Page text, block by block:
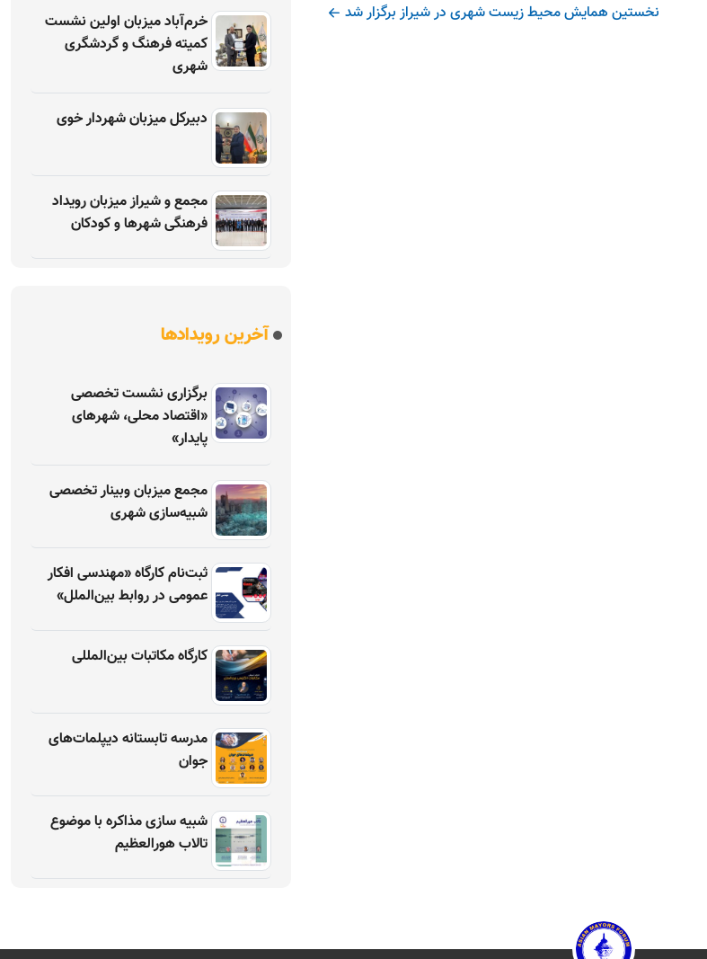
نخستین همایش محیط‌‌ زیست شهری در شیراز برگزار شد
خرم‌آباد میزبان اولین نشست
کمیته فرهنگ و گردشگری
شهری
دبیرکل میزبان شهردار خوی
مجمع و شیراز میزبان رویداد
فرهنگی شهرها و کودکان
آخرین رویدادها
برگزاری نشست تخصصی
«اقتصاد محلی، شهرهای
پایدار»
مجمع میزبان وبینار تخصصی
شبیه‌سازی شهری
ثبت‌نام کارگاه «مهندسی افکار
عمومی در روابط بین‌الملل»
کارگاه مکاتبات بین‌المللی
مدرسه تابستانه دیپلمات‌های
جوان
شبیه سازی مذاکره با موضوع
تالاب هورالعظیم